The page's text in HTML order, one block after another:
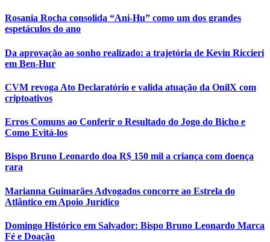
Rosania Rocha consolida “Ani-Hu” como um dos grandes
espetáculos do ano
Da aprovação ao sonho realizado: a trajetória de Kevin Riccieri
em Ben-Hur
CVM revoga Ato Declaratório e valida atuação da OnilX com
criptoativos
Erros Comuns ao Conferir o Resultado do Jogo do Bicho e
Como Evitá-los
Bispo Bruno Leonardo doa R$ 150 mil a criança com doença
rara
Marianna Guimarães Advogados concorre ao Estrela do
Atlântico em Apoio Jurídico
Domingo Histórico em Salvador: Bispo Bruno Leonardo Marca
Fé e Doação